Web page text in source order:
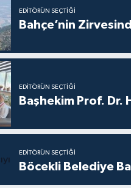
EDITÖRÜN SEÇTIĞI
Bahçe’nin
EDITÖRÜN SEÇTIĞI
Başhekim Prof. Dr.
EDITÖRÜN SEÇTIĞI
Böcekli Belediye